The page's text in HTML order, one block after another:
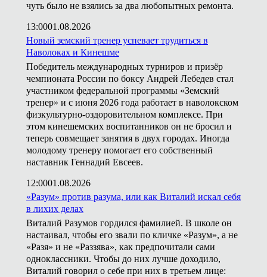
чуть было не взялись за два любопытных ремонта.
13:0001.08.2026
Новый земский тренер успевает трудиться в
Наволоках и Кинешме
Победитель международных турниров и призёр
чемпионата России по боксу Андрей Лебедев стал
участником федеральной программы «Земский
тренер» и с июня 2026 года работает в наволокском
физкультурно-оздоровительном комплексе. При
этом кинешемских воспитанников он не бросил и
теперь совмещает занятия в двух городах. Иногда
молодому тренеру помогает его собственный
наставник Геннадий Евсеев.
12:0001.08.2026
«Разум» против разума, или как Виталий искал себя
в лихих делах
Виталий Разумов гордился фамилией. В школе он
настаивал, чтобы его звали по кличке «Разум», а не
«Разя» и не «Раззява», как предпочитали сами
одноклассники. Чтобы до них лучше доходило,
Виталий говорил о себе при них в третьем лице: